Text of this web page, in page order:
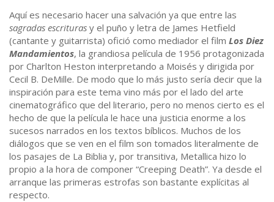
Aquí es necesario hacer una salvación ya que entre las
sagradas escrituras y el puño y letra de James Hetfield
(cantante y guitarrista) ofició como mediador el film Los Diez
Mandamientos, la grandiosa película de 1956 protagonizada
por Charlton Heston interpretando a Moisés y dirigida por
Cecil B. DeMille. De modo que lo más justo sería decir que la
inspiración para este tema vino más por el lado del arte
cinematográfico que del literario, pero no menos cierto es el
hecho de que la película le hace una justicia enorme a los
sucesos narrados en los textos bíblicos. Muchos de los
diálogos que se ven en el film son tomados literalmente de
los pasajes de La Biblia y, por transitiva, Metallica hizo lo
propio a la hora de componer “Creeping Death”. Ya desde el
arranque las primeras estrofas son bastante explícitas al
respecto.